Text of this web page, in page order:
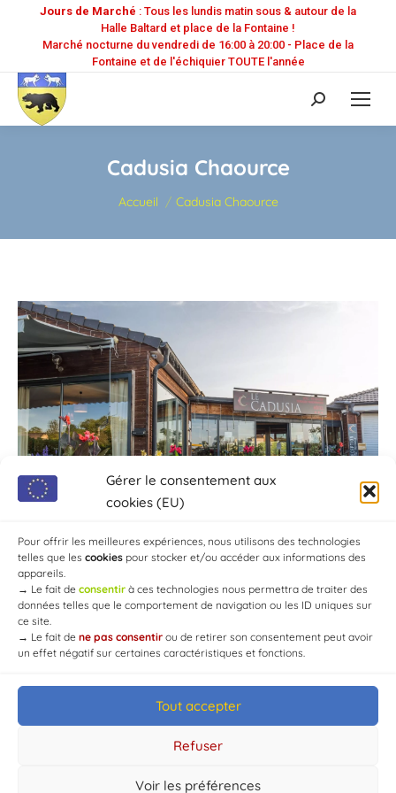
Gérer le consentement aux
cookies (EU)
Pour offrir les meilleures expériences, nous utilisons des technologies
telles que les cookies pour stocker et/ou accéder aux informations des
appareils.
→ Le fait de consentir à ces technologies nous permettra de traiter des
données telles que le comportement de navigation ou les ID uniques sur
ce site.
→ Le fait de ne pas consentir ou de retirer son consentement peut avoir
un effet négatif sur certaines caractéristiques et fonctions.
Tout accepter
Refuser
Voir les préférences
Jours de Marché : Tous les lundis matin sous & autour de la
Halle Baltard et place de la Fontaine !
Marché nocturne du vendredi de 16:00 à 20:00 - Place de la
Fontaine et de l'échiquier TOUTE l'année
Recherche
:
Cadusia Chaource
Vous êtes ici :
Accueil Cadusia Chaource
© Mairie de Chaource [2004-2024] | Tous droits réservés.
Developed byWEB3-DESIGN